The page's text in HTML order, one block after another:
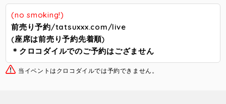
(no smoking!)
前売り予約/tatsuxxx.com/live
(座席は前売り予約先着順)
＊クロコダイルでのご予約はござません
当イベントはクロコダイルでは予約できません。